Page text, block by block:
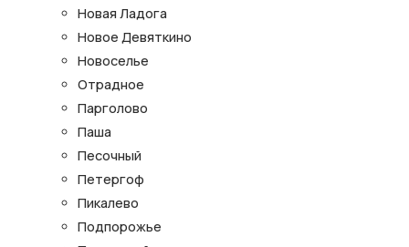
Новая Ладога
Новое Девяткино
Новоселье
Отрадное
Парголово
Паша
Песочный
Петергоф
Пикалево
Подпорожье